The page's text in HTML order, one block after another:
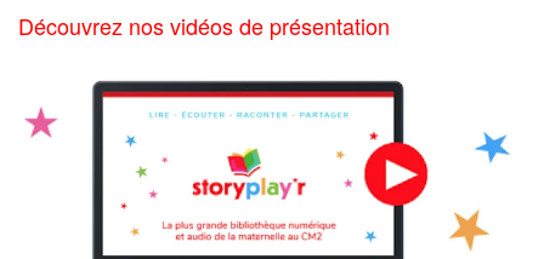
Découvrez nos vidéos de présentation